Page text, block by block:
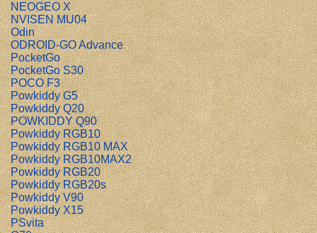
NEOGEO X
NVISEN MU04
Odin
ODROID-GO Advance
PocketGo
PocketGo S30
POCO F3
Powkiddy G5
Powkiddy Q20
POWKIDDY Q90
Powkiddy RGB10
Powkiddy RGB10 MAX
Powkiddy RGB10MAX2
Powkiddy RGB20
Powkiddy RGB20s
Powkiddy V90
Powkiddy X15
PSvita